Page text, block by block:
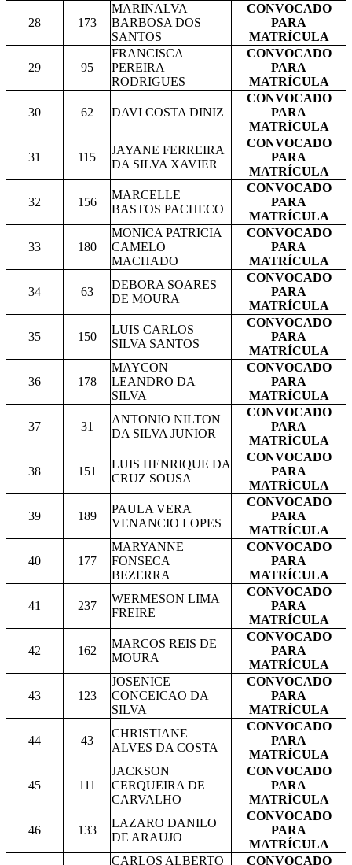
28 173
MARINALVA
BARBOSA DOS
SANTOS
CONVOCADO
PARA
MATRÍCULA
29 95
FRANCISCA
PEREIRA
RODRIGUES
CONVOCADO
PARA
MATRÍCULA
30 62 DAVI COSTA DINIZ
CONVOCADO
PARA
MATRÍCULA
31 115
JAYANE FERREIRA
DA SILVA XAVIER
CONVOCADO
PARA
MATRÍCULA
32 156
MARCELLE
BASTOS PACHECO
CONVOCADO
PARA
MATRÍCULA
33 180
MONICA PATRICIA
CAMELO
MACHADO
CONVOCADO
PARA
MATRÍCULA
34 63
DEBORA SOARES
DE MOURA
CONVOCADO
PARA
MATRÍCULA
35 150
LUIS CARLOS
SILVA SANTOS
CONVOCADO
PARA
MATRÍCULA
36 178
MAYCON
LEANDRO DA
SILVA
CONVOCADO
PARA
MATRÍCULA
37 31
ANTONIO NILTON
DA SILVA JUNIOR
CONVOCADO
PARA
MATRÍCULA
38 151
LUIS HENRIQUE DA
CRUZ SOUSA
CONVOCADO
PARA
MATRÍCULA
39 189
PAULA VERA
VENANCIO LOPES
CONVOCADO
PARA
MATRÍCULA
40 177
MARYANNE
FONSECA
BEZERRA
CONVOCADO
PARA
MATRÍCULA
41 237
WERMESON LIMA
FREIRE
CONVOCADO
PARA
MATRÍCULA
42 162
MARCOS REIS DE
MOURA
CONVOCADO
PARA
MATRÍCULA
43 123
JOSENICE
CONCEICAO DA
SILVA
CONVOCADO
PARA
MATRÍCULA
44 43
CHRISTIANE
ALVES DA COSTA
CONVOCADO
PARA
MATRÍCULA
45 111
JACKSON
CERQUEIRA DE
CARVALHO
CONVOCADO
PARA
MATRÍCULA
46 133
LAZARO DANILO
DE ARAUJO
CONVOCADO
PARA
MATRÍCULA
CARLOS ALBERTO
CONVOCADO